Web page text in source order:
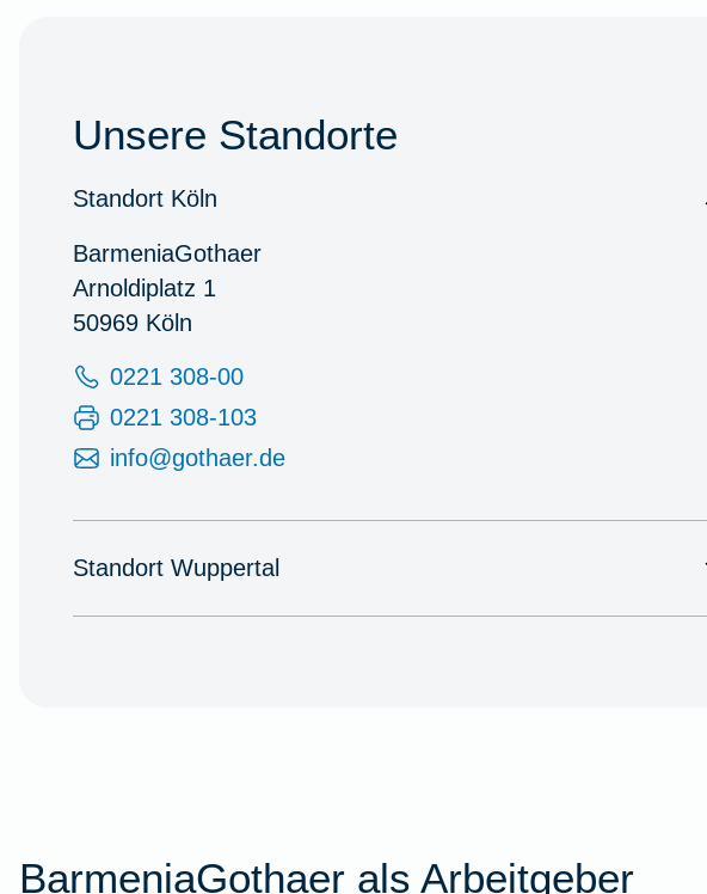
Unsere Standorte
Standort Köln
BarmeniaGothaer
Arnoldiplatz 1
50969 Köln
0221 308-00
0221 308-103
info@gothaer.de
Standort Wuppertal
BarmeniaGothaer als Arbeitgeber